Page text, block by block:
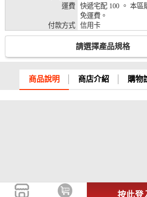
運費
快遞宅配 100 。 本區
免運費。
付款方式
信用卡
請選擇產品規格
商品說明 商店介紹 購物
按此登
台灣企銀、台中銀行、匯
臺灣新光銀行、陽信銀行
銀、元大銀行、永豐銀行
行、星展銀行、台新銀行
託、台灣樂天、三信商銀
彰化銀行、上海銀行、富
台灣企銀、台中銀行、匯